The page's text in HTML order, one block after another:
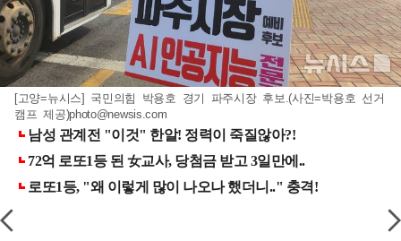
[고양=뉴시스] 국민의힘 박용호 경기 파주시장 후보.(사진=박용호 선거
캠프 제공)photo@newsis.com